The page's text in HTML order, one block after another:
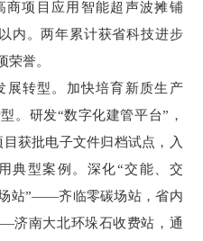
商项目应用智能超声波摊铺
内。两年累计获省科技进步
荣誉。
展转型。加快培育新质生产
。研发“数字化建管平台”，
获批电子文件归档试点，入
典型案例。深化“交能、交
站”——齐临零碳场站，省内
济南大北环垛石收费站，通